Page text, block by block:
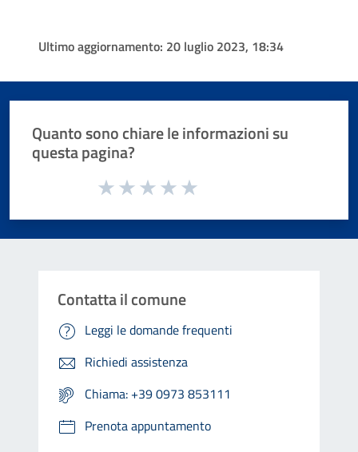
Ultimo aggiornamento: 20 luglio 2023, 18:34
Quanto sono chiare le informazioni su
questa pagina?
Valuta da 1 a 5 stelle la pagina
Contatta il comune
Leggi le domande frequenti
Richiedi assistenza
Chiama: +39 0973 853111
Prenota appuntamento